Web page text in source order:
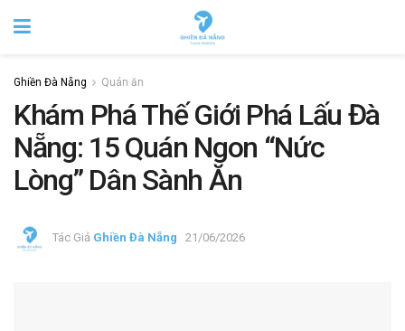
Ghiền Đà Nẵng Quán ăn
Khám Phá Thế Giới Phá Lấu Đà
Nẵng: 15 Quán Ngon “Nức
Lòng” Dân Sành Ăn
Tác Giả Ghiền Đà Nẵng 21/06/2026